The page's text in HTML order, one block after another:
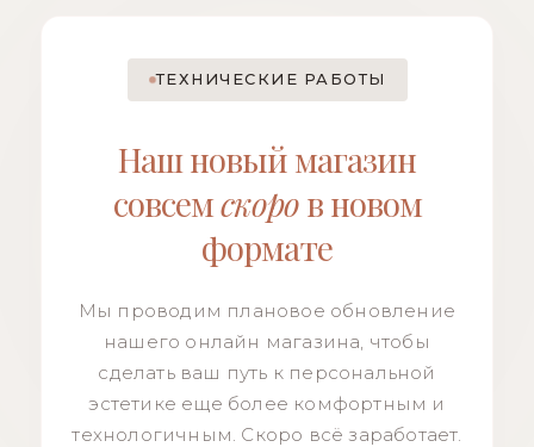
ТЕХНИЧЕСКИЕ РАБОТЫ
Наш новый магазин
совсемскоров новом
формате
Мы проводим плановое обновление
нашего онлайн магазина, чтобы
сделать ваш путь к персональной
эстетике еще более комфортным и
технологичным. Скоро всё заработает.